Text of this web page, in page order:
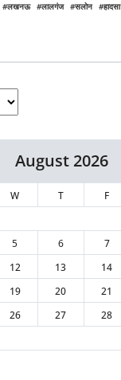
लखनऊ लालगंज सलोन हादसा
August 2026
W T F
5 6 7
12 13 14
19 20 21
26 27 28